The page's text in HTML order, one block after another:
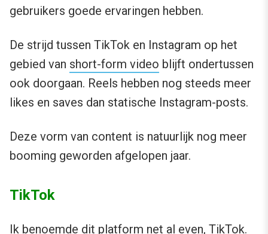
gebruikers goede ervaringen hebben.
De strijd tussen TikTok en Instagram op het
gebied van short-form video blijft ondertussen
ook doorgaan. Reels hebben nog steeds meer
likes en saves dan statische Instagram-posts.
Deze vorm van content is natuurlijk nog meer
booming geworden afgelopen jaar.
TikTok
Ik benoemde dit platform net al even, TikTok.